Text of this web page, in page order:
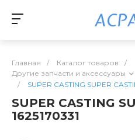
Главная / Каталог товаров
/
Другие запчасти и аксессуары
/
SUPER CASTING SUPER
SUPER CASTING
1625170331